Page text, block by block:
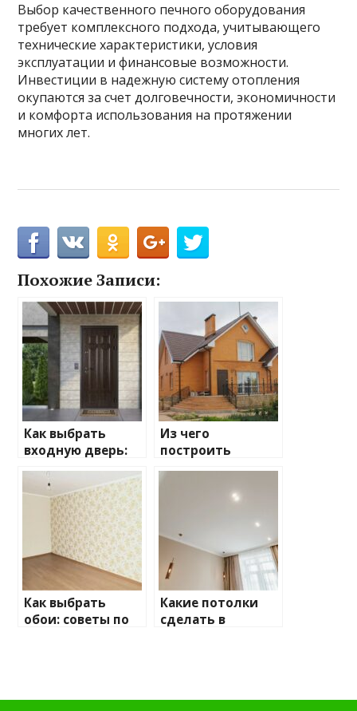
Выбор качественного печного оборудования
требует комплексного подхода, учитывающего
технические характеристики, условия
эксплуатации и финансовые возможности.
Инвестиции в надежную систему отопления
окупаются за счет долговечности, экономичности
и комфорта использования на протяжении
многих лет.
Похожие Записи:
Как выбрать
входную дверь:
ключевые
моменты, на
которые стоит
обратить
внимание
Из чего
построить
дачный дом:
Как выбрать
обои: советы по
Какие потолки
сделать в